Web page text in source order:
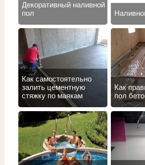
Декоративный наливной
пол
Как самостоятельно
залить цементную
стяжку по маякам
Как
пол